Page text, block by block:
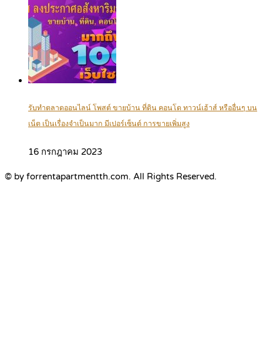
รับทำตลาดออนไลน์ โพสต์ ขายบ้าน ที่ดิน คอนโด ทาวน์เฮ้าส์ หรืออื่นๆ บน
เน็ต เป็นเรื่องจำเป็นมาก มีเปอร์เซ็นต์ การขายเพิ่มสูง
16 กรกฎาคม 2023
© by forrentapartmentth.com. All Rights Reserved.